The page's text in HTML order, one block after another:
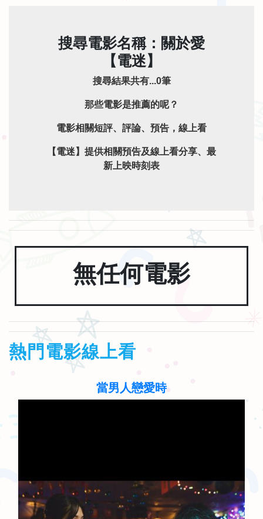
搜尋電影名稱：關於愛
【電迷】
搜尋結果共有...0筆
那些電影是推薦的呢？
電影相關短評、評論、預告，線上看
【電迷】提供相關預告及線上看分享、最
新上映時刻表
無任何電影
熱門電影線上看
當男人戀愛時